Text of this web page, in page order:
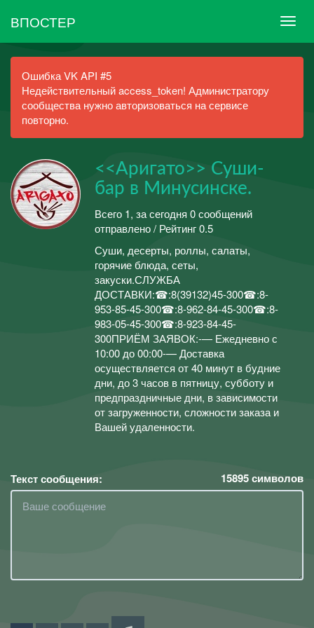
ВПОСТЕР
Ошибка VK API #5
Недействительный access_token! Администратору
сообщества нужно авторизоваться на сервисе
повторно.
<<Аригато>> Суши-
бар в Минусинске.
Всего 1, за сегодня 0 сообщений
отправлено / Рейтинг 0.5
Суши, десерты, роллы, салаты,
горячие блюда, сеты,
закуски.СЛУЖБА
ДОСТАВКИ:☎:8(39132)45-300☎:8-
953-85-45-300☎:8-962-84-45-300☎:8-
983-05-45-300☎:8-923-84-45-
300ПРИЁМ ЗАЯВОК:-— Ежедневно с
10:00 до 00:00-— Доставка
осуществляется от 40 минут в будние
дни, до 3 часов в пятницу, субботу и
предпраздничные дни, в зависимости
от загруженности, сложности заказа и
Вашей удаленности.
Текст сообщения: 15895символов